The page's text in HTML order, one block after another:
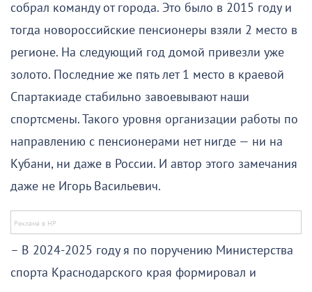
собрал команду от города. Это было в 2015 году и
тогда новороссийские пенсионеры взяли 2 место в
регионе. На следующий год домой привезли уже
золото. Последние же пять лет 1 место в краевой
Спартакиаде стабильно завоевывают наши
спортсмены. Такого уровня организации работы по
направлению с пенсионерами нет нигде — ни на
Кубани, ни даже в России. И автор этого замечания
даже не Игорь Васильевич.
– В 2024-2025 году я по поручению Министерства
спорта Краснодарского края формировал и